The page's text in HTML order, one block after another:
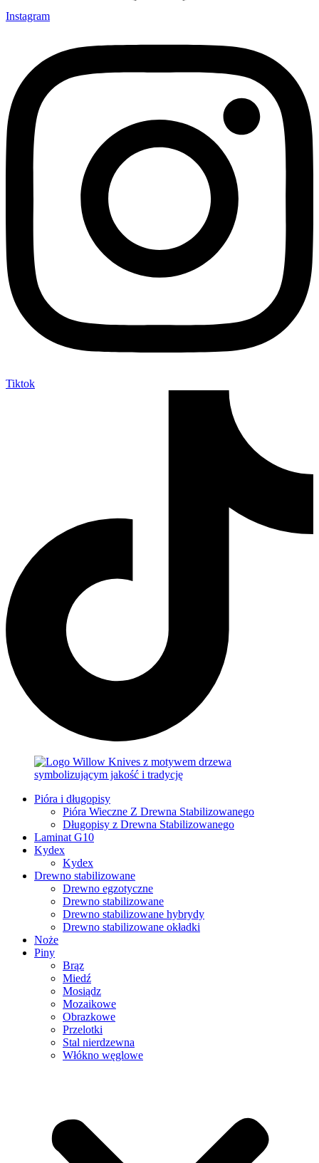
Instagram
Tiktok
Pióra i długopisy
Pióra Wieczne Z Drewna Stabilizowanego
Długopisy z Drewna Stabilizowanego
Laminat G10
Kydex
Kydex
Drewno stabilizowane
Drewno egzotyczne
Drewno stabilizowane
Drewno stabilizowane hybrydy
Drewno stabilizowane okładki
Noże
Piny
Brąz
Miedź
Mosiądz
Mozaikowe
Obrazkowe
Przelotki
Stal nierdzewna
Włókno węglowe